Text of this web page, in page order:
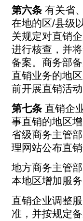
第六条 有关省
在地的区/县级
关规定对直销
进行核查，并
备案。商务部
直销业务的地
前开展直销活
第七条 直销企
事直销的地区
省级商务主管
理网站公布直
地方商务主管
本地区增加服
直销企业调整
准，并按规定